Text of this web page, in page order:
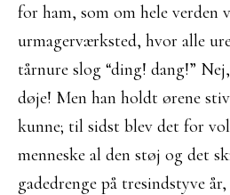
for ham, som om hele verden
urmagerværksted, hvor alle
tårnure slog “ding! dang!”
døje! Men han holdt ørene
kunne; til sidst blev det for
menneske al den støj og det
gadedrenge på tresindstyve